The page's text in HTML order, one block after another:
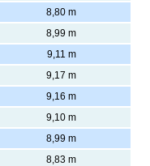
8,80 m
8,99 m
9,11 m
9,17 m
9,16 m
9,10 m
8,99 m
8,83 m